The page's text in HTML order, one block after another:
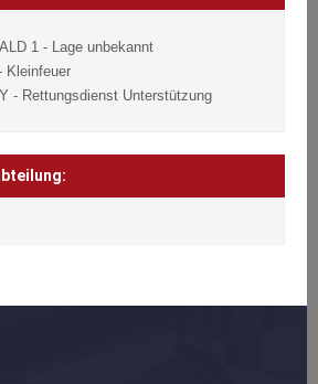
1 - Lage unbekannt
Kleinfeuer
- Rettungsdienst Unterstützung